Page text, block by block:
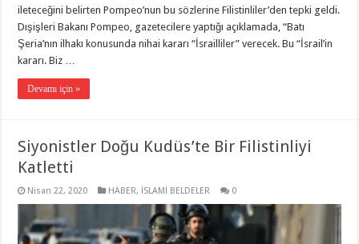
ileteceğini belirten Pompeo’nun bu sözlerine Filistinliler’den tepki geldi.
Dışişleri Bakanı Pompeo, gazetecilere yaptığı açıklamada, “Batı
Şeria’nın ilhakı konusunda nihai kararı “İsrailliler” verecek. Bu “İsrail’in
kararı. Biz …
Devamı için »
Siyonistler Doğu Kudüs’te Bir Filistinliyi
Katletti
Nisan 22, 2020 HABER, İSLAMİ BELDELER 0